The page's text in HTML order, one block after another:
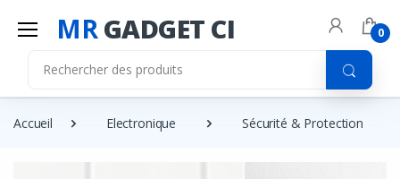
MRGADGET CI 0
Accueil Electronique Sécurité & Protection